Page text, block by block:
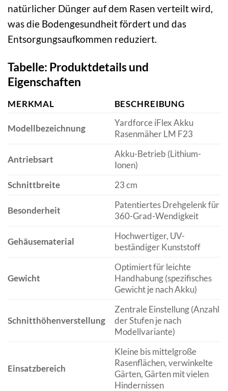
natürlicher Dünger auf dem Rasen verteilt wird,
was die Bodengesundheit fördert und das
Entsorgungsaufkommen reduziert.
Tabelle: Produktdetails und
Eigenschaften
MERKMAL BESCHREIBUNG
Modellbezeichnung
Yardforce iFlex Akku
Rasenmäher LM F23
Antriebsart
Akku-Betrieb (Lithium-
Ionen)
Schnittbreite
23 cm
Besonderheit
Patentiertes Drehgelenk für
360-Grad-Wendigkeit
Gehäusematerial
Hochwertiger, UV-
beständiger Kunststoff
Gewicht
Optimiert für leichte
Handhabung (spezifisches
Gewicht je nach Akku)
Schnitthöhenverstellung
Zentrale Einstellung (Anzahl
der Stufen je nach
Modellvariante)
Einsatzbereich
Kleine bis mittelgroße
Rasenflächen, verwinkelte
Gärten, Gärten mit vielen
Hindernissen